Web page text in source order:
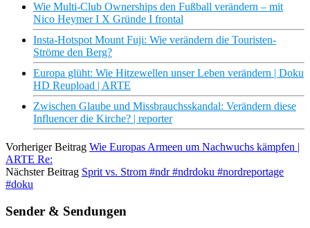
Wie Multi-Club Ownerships den Fußball verändern – mit
Nico Heymer I X Gründe I frontal
Insta-Hotspot Mount Fuji: Wie verändern die Touristen-
Ströme den Berg?
Europa glüht: Wie Hitzewellen unser Leben verändern | Doku
HD Reupload | ARTE
Zwischen Glaube und Missbrauchsskandal: Verändern diese
Influencer die Kirche? | reporter
Vorheriger Beitrag Wie Europas Armeen um Nachwuchs kämpfen |
ARTE Re:
Nächster Beitrag Sprit vs. Strom #ndr #ndrdoku #nordreportage
#doku
Sender & Sendungen